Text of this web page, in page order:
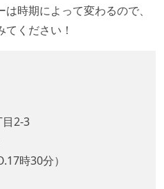
時期によって変わるので、
ください！
2-3
時30分）